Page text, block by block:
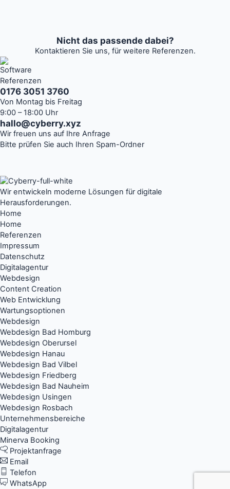
Nicht das passende dabei?
Kontaktieren Sie uns, für weitere Referenzen.
0176 3051 3760
Von Montag bis Freitag
9:00 – 18:00 Uhr
hallo@cyberry.xyz
Wir freuen uns auf Ihre Anfrage
Bitte prüfen Sie auch Ihren Spam-Ordner
Wir entwickeln moderne Lösungen für digitale
Herausforderungen.
Home
Home
Referenzen
Impressum
Datenschutz
Digitalagentur
Webdesign
Content Creation
Web Entwicklung
Wartungsoptionen
Webdesign
Webdesign Bad Homburg
Webdesign Oberursel
Webdesign Hanau
Webdesign Bad Vilbel
Webdesign Friedberg
Webdesign Bad Nauheim
Webdesign Usingen
Webdesign Rosbach
Unternehmensbereiche
Digitalagentur
Minerva Booking
Projektanfrage
Email
Telefon
WhatsApp